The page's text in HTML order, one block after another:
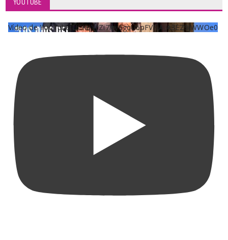
Vídeo de YouTube UCKqYjiZi7lzy6gqU6pFVFiA_A3EZ9JWWOe0